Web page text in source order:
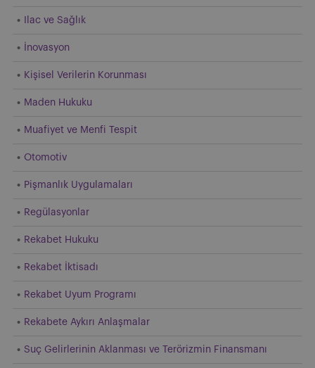
Ilac ve Sağlık
İnovasyon
Kişisel Verilerin Korunması
Maden Hukuku
Muafiyet ve Menfi Tespit
Otomotiv
Pişmanlık Uygulamaları
Regülasyonlar
Rekabet Hukuku
Rekabet İktisadı
Rekabet Uyum Programı
Rekabete Aykırı Anlaşmalar
Suç Gelirlerinin Aklanması ve Terörizmin Finansmanı